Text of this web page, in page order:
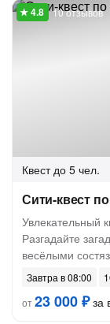
10 отзывов
Квест до 5 чел.
Сити-квест
Увлекательный
Разгадайте
весёлыми
Завтра в 08:00
от23 000 ₽за